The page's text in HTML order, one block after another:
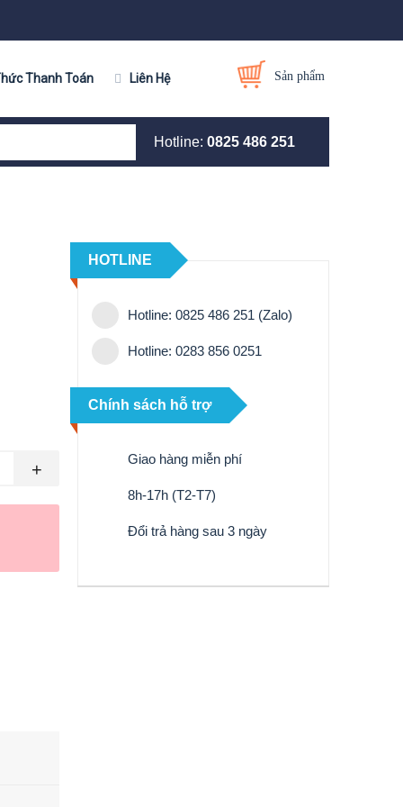
Thanh Toán Liên Hệ Sản phẩm
Hotline: 0825 486 251
+
HOTLINE
Hotline: 0825 486 251 (Zalo)
Hotline: 0283 856 0251
Chính sách hỗ trợ
Giao hàng miễn phí
8h-17h (T2-T7)
Đổi trả hàng sau 3 ngày